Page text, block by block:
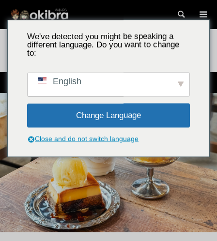
Lieux à découvrir à Okinawa
SUGAR BROTHERS / Village
d'Onna, préfecture d'Okinawa – La boutique spécialisée dans les flans qui
"あなたの人生に甘い幸せを"
We've detected you might be speaking a
different language. Do you want to change
to:
English
Change Language
Close and do not switch language